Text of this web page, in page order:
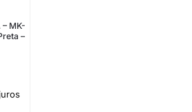
MK-
–